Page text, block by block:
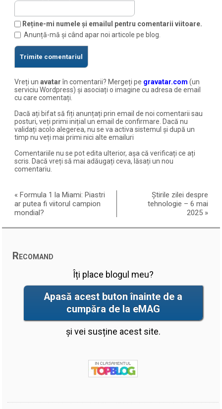
Reține-mi numele și emailul pentru comentarii viitoare.
Anunță-mă și când apar noi articole pe blog.
Vreți unavatarîn comentarii? Mergeți pe gravatar.com (un
serviciu Wordpress) și asociați o imagine cu adresa de email
cu care comentați.
Dacă ați bifat să fiți anunțați prin email de noi comentarii sau
posturi, veți primi inițial un email de confirmare. Dacă nu
validați acolo alegerea, nu se va activa sistemul și după un
timp nu veți mai primi nici alte emailuri
Comentariile nu se pot edita ulterior, așa că verificați ce ați
scris. Dacă vreți să mai adăugați ceva, lăsați un nou
comentariu.
«Formula 1 la Miami: Piastri
ar putea fi viitorul campion
mondial?
Știrile zilei despre
tehnologie – 6 mai
2025 »
Recomand
Îți place blogul meu?
Apasă acest buton înainte de a
cumpăra de la eMAG
și vei susține acest site.